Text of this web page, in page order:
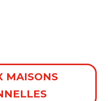
MAISONS